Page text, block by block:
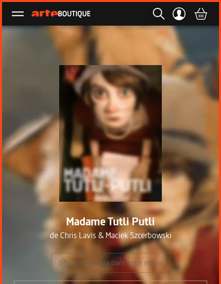
Ouvrir le menu
Madame Tutli Putli
deChris Lavis &Maciek Szcerbowski
Indisponible dans votre région